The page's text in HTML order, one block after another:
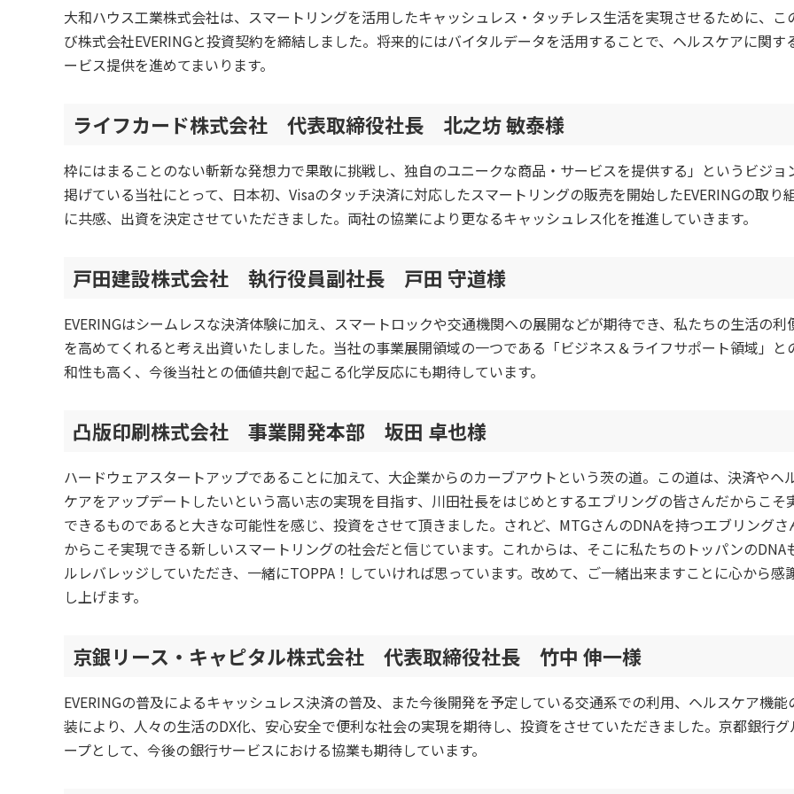
大和ハウス工業株式会社は、スマートリングを活用したキャッシュレス・タッチレス生活を実現させるために、こ
び株式会社EVERINGと投資契約を締結しました。将来的にはバイタルデータを活用することで、ヘルスケアに関す
ービス提供を進めてまいります。
ライフカード株式会社 代表取締役社長 北之坊 敏泰様
枠にはまることのない斬新な発想力で果敢に挑戦し、独自のユニークな商品・サービスを提供する」というビジョ
掲げている当社にとって、日本初、Visaのタッチ決済に対応したスマートリングの販売を開始したEVERINGの取り
に共感、出資を決定させていただきました。両社の協業により更なるキャッシュレス化を推進していきます。
戸田建設株式会社 執行役員副社長 戸田 守道様
EVERINGはシームレスな決済体験に加え、スマートロックや交通機関への展開などが期待でき、私たちの生活の利
を高めてくれると考え出資いたしました。当社の事業展開領域の一つである「ビジネス＆ライフサポート領域」と
和性も高く、今後当社との価値共創で起こる化学反応にも期待しています。
凸版印刷株式会社 事業開発本部 坂田 卓也様
ハードウェアスタートアップであることに加えて、大企業からのカーブアウトという茨の道。この道は、決済やヘ
ケアをアップデートしたいという高い志の実現を目指す、川田社長をはじめとするエブリングの皆さんだからこそ
できるものであると大きな可能性を感じ、投資をさせて頂きました。されど、MTGさんのDNAを持つエブリングさ
からこそ実現できる新しいスマートリングの社会だと信じています。これからは、そこに私たちのトッパンのDNA
ルレバレッジしていただき、一緒にTOPPA！していければ思っています。改めて、ご一緒出来ますことに心から感
し上げます。
京銀リース・キャピタル株式会社 代表取締役社長 竹中 伸一様
EVERINGの普及によるキャッシュレス決済の普及、また今後開発を予定している交通系での利用、ヘルスケア機能
装により、人々の生活のDX化、安心安全で便利な社会の実現を期待し、投資をさせていただきました。京都銀行グ
ープとして、今後の銀行サービスにおける協業も期待しています。